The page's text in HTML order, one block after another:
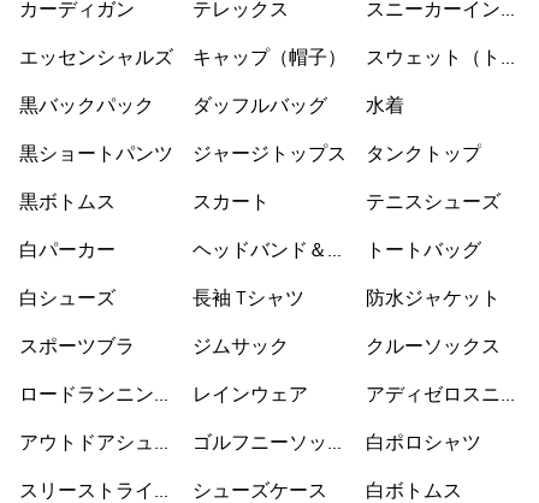
カーディガン
エッセンシャルズ
黒バックパック
黒ショートパンツ
黒ボトムス
白パーカー
白シューズ
スポーツブラ
ロードランニング
アウトドアシュー
スリーストライプ
テレックス
キャップ（帽子）
ダッフルバッグ
ジャージトップス
スカート
ヘッドバンド＆バ
長袖 Tシャツ
ジムサック
レインウェア
ゴルフニーソック
シューズケース
スニーカーインソ
スウェット（トレ
水着
タンクトップ
テニスシューズ
トートバッグ
防水ジャケット
クルーソックス
アディゼロスニー
白ポロシャツ
白ボトムス